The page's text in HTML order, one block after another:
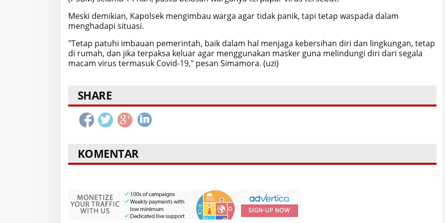
Meski demikian, Kapolsek mengimbau warga agar tidak panik, tapi tetap waspada dalam
menghadapi situasi.
"Tetap patuhi imbauan pemerintah, baik dalam hal menjaga kebersihan diri dan lingkungan, tetap
di rumah, dan jika terpaksa keluar agar menggunakan masker guna melindungi diri dari segala
macam virus termasuk Covid-19," pesan Simamora. (uzi)
SHARE
KOMENTAR